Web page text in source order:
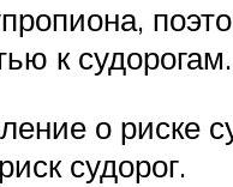
к судорогам.
о риске
судорог.